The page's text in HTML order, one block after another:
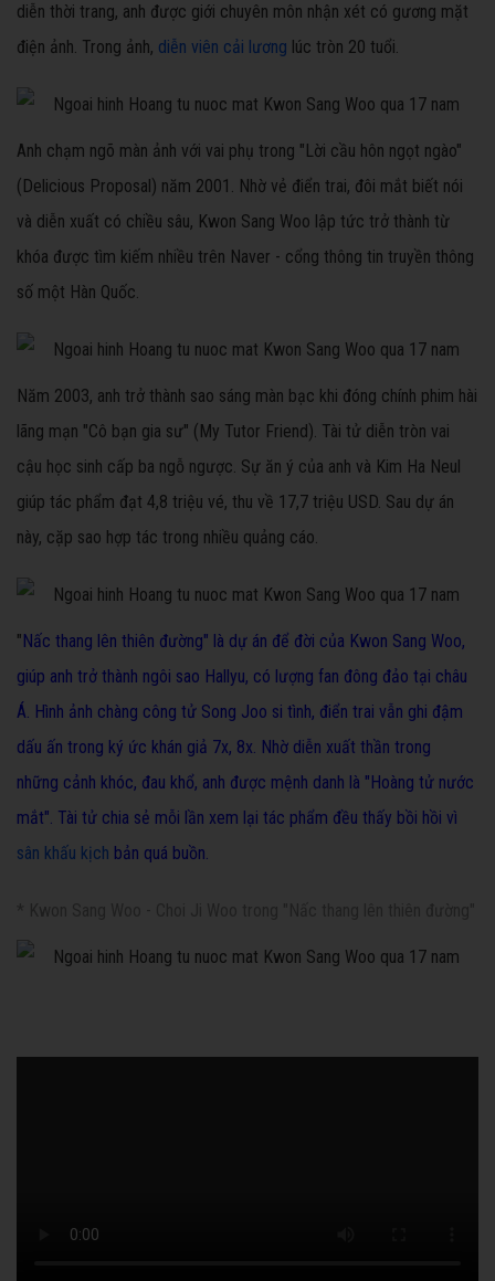
diễn thời trang, anh được giới chuyên môn nhận xét có gương mặt
điện ảnh. Trong ảnh, diễn viên cải lương lúc tròn 20 tuổi.
Anh chạm ngõ màn ảnh với vai phụ trong "Lời cầu hôn ngọt ngào"
(Delicious Proposal) năm 2001. Nhờ vẻ điển trai, đôi mắt biết nói
và diễn xuất có chiều sâu, Kwon Sang Woo lập tức trở thành từ
khóa được tìm kiếm nhiều trên Naver - cổng thông tin truyền thông
số một Hàn Quốc.
Năm 2003, anh trở thành sao sáng màn bạc khi đóng chính phim hài
lãng mạn "Cô bạn gia sư" (My Tutor Friend). Tài tử diễn tròn vai
cậu học sinh cấp ba ngỗ ngược. Sự ăn ý của anh và Kim Ha Neul
giúp tác phẩm đạt 4,8 triệu vé, thu về 17,7 triệu USD. Sau dự án
này, cặp sao hợp tác trong nhiều quảng cáo.
" Nấc thang lên thiên đường" là dự án để đời của Kwon Sang Woo,
giúp anh trở thành ngôi sao Hallyu, có lượng fan đông đảo tại châu
Á. Hình ảnh chàng công tử Song Joo si tình, điển trai vẫn ghi đậm
dấu ấn trong ký ức khán giả 7x, 8x. Nhờ diễn xuất thần trong
những cảnh khóc, đau khổ, anh được mệnh danh là "Hoàng tử nước
mắt". Tài tử chia sẻ mỗi lần xem lại tác phẩm đều thấy bồi hồi vì
sân khấu kịch bản quá buồn.